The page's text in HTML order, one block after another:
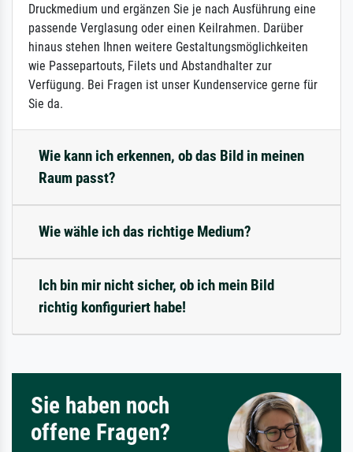
Druckmedium und ergänzen Sie je nach Ausführung eine
passende Verglasung oder einen Keilrahmen. Darüber
hinaus stehen Ihnen weitere Gestaltungsmöglichkeiten
wie Passepartouts, Filets und Abstandhalter zur
Verfügung. Bei Fragen ist unser Kundenservice gerne für
Sie da.
Wie kann ich erkennen, ob das Bild in meinen
Raum passt?
Wie wähle ich das richtige Medium?
Ich bin mir nicht sicher, ob ich mein Bild
richtig konfiguriert habe!
Sie haben noch
offene Fragen?